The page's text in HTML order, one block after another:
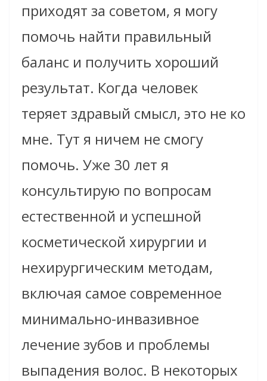
приходят за советом, я могу
помочь найти правильный
баланс и получить хороший
результат. Когда человек
теряет здравый смысл, это не ко
мне. Тут я ничем не смогу
помочь. Уже 30 лет я
консультирую по вопросам
естественной и успешной
косметической хирургии и
нехирургическим методам,
включая самое современное
минимально-инвазивное
лечение зубов и проблемы
выпадения волос. В некоторых